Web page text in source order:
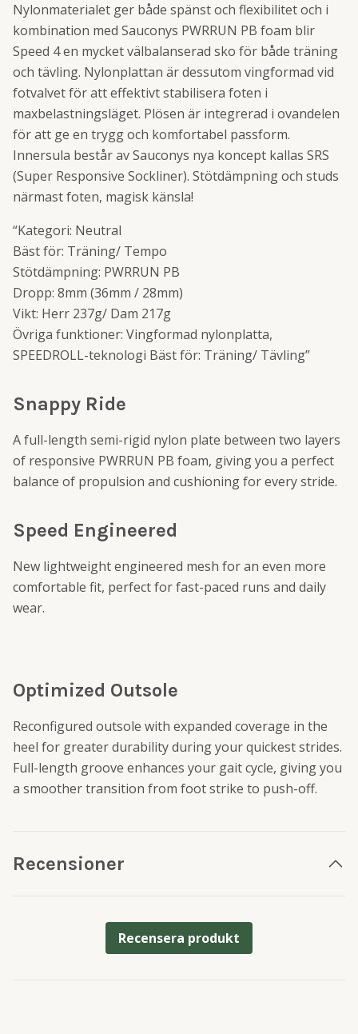
Nylonmaterialet ger både spänst och flexibilitet och i
kombination med Sauconys PWRRUN PB foam blir
Speed 4 en mycket välbalanserad sko för både träning
och tävling. Nylonplattan är dessutom vingformad vid
fotvalvet för att effektivt stabilisera foten i
maxbelastningsläget. Plösen är integrerad i ovandelen
för att ge en trygg och komfortabel passform.
Innersula består av Sauconys nya koncept kallas SRS
(Super Responsive Sockliner). Stötdämpning och studs
närmast foten, magisk känsla!
“Kategori: Neutral
Bäst för: Träning/ Tempo
Stötdämpning: PWRRUN PB
Dropp: 8mm (36mm / 28mm)
Vikt: Herr 237g/ Dam 217g
Övriga funktioner: Vingformad nylonplatta,
SPEEDROLL-teknologi Bäst för: Träning/ Tävling”
Snappy Ride
A full-length semi-rigid nylon plate between two layers
of responsive PWRRUN PB foam, giving you a perfect
balance of propulsion and cushioning for every stride.
Speed Engineered
New lightweight engineered mesh for an even more
comfortable fit, perfect for fast-paced runs and daily
wear.
Optimized Outsole
Reconfigured outsole with expanded coverage in the
heel for greater durability during your quickest strides.
Full-length groove enhances your gait cycle, giving you
a smoother transition from foot strike to push-off.
Recensioner
Recensera produkt